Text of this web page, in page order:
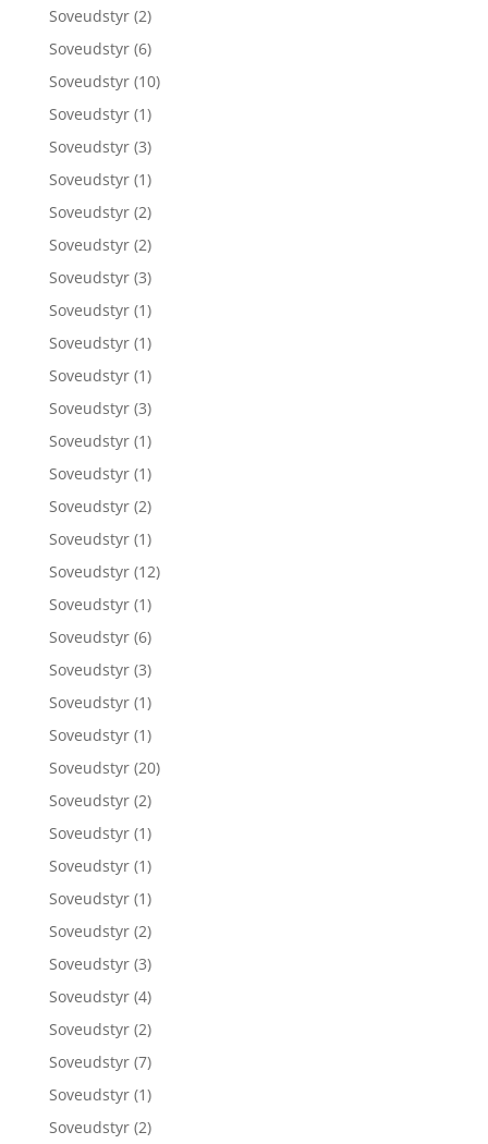
Soveudstyr (2)
Soveudstyr (6)
Soveudstyr (10)
Soveudstyr (1)
Soveudstyr (3)
Soveudstyr (1)
Soveudstyr (2)
Soveudstyr (2)
Soveudstyr (3)
Soveudstyr (1)
Soveudstyr (1)
Soveudstyr (1)
Soveudstyr (3)
Soveudstyr (1)
Soveudstyr (1)
Soveudstyr (2)
Soveudstyr (1)
Soveudstyr (12)
Soveudstyr (1)
Soveudstyr (6)
Soveudstyr (3)
Soveudstyr (1)
Soveudstyr (1)
Soveudstyr (20)
Soveudstyr (2)
Soveudstyr (1)
Soveudstyr (1)
Soveudstyr (1)
Soveudstyr (2)
Soveudstyr (3)
Soveudstyr (4)
Soveudstyr (2)
Soveudstyr (7)
Soveudstyr (1)
Soveudstyr (2)